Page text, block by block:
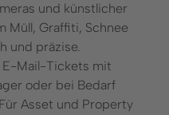
und künstlicher
Müll, Graffiti, Schnee
und präzise.
E-Mail-Tickets mit
oder bei Bedarf
Asset und Property